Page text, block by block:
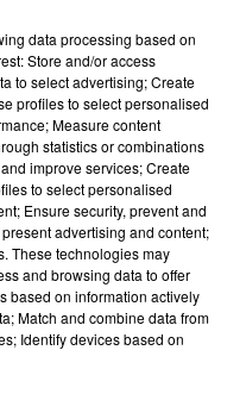
Charlie Puth pour une
prendra une pause après
data processing based on
Store and/or access
to select advertising; Create
profiles to select personalised
Measure content
statistics or combinations
improve services; Create
to select personalised
Ensure security, prevent and
advertising and content;
These technologies may
and browsing data to offer
based on information actively
Match and combine data from
Identify devices based on